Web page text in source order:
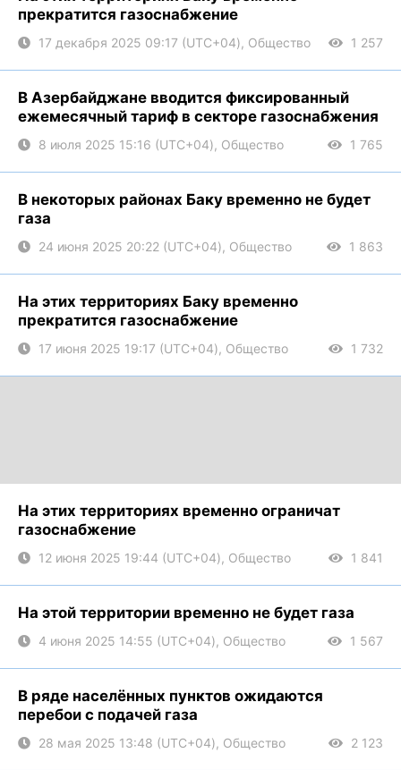
прекратится газоснабжение
17 декабря 2025 09:17 (UTC+04), Общество 1 257
В Азербайджане вводится фиксированный
ежемесячный тариф в секторе газоснабжения
8 июля 2025 15:16 (UTC+04), Общество 1 765
В некоторых районах Баку временно не будет
газа
24 июня 2025 20:22 (UTC+04), Общество 1 863
На этих территориях Баку временно
прекратится газоснабжение
17 июня 2025 19:17 (UTC+04), Общество 1 732
На этих территориях временно ограничат
газоснабжение
12 июня 2025 19:44 (UTC+04), Общество 1 841
На этой территории временно не будет газа
4 июня 2025 14:55 (UTC+04), Общество 1 567
В ряде населённых пунктов ожидаются
перебои с подачей газа
28 мая 2025 13:48 (UTC+04), Общество 2 123